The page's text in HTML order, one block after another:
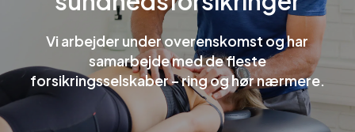
Vi arbejder under overenskomst og har
samarbejde med de fleste
forsikringsselskaber – ring og hør nærmere.